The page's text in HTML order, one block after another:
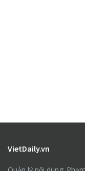
VietDaily.vn